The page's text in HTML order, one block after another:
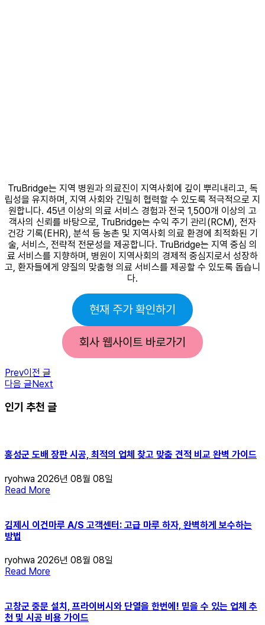
TruBridge는 지역 병원과 의료진이 지역사회에 깊이 뿌리내리고, 독
립성을 유지하며, 지역 사회와 긴밀히 협력할 수 있도록 적극적으로 지
원합니다. 45년 이상의 의료 서비스 경험과 전국 1,500개 이상의 고
객사의 신뢰를 바탕으로, TruBridge는 수익 주기 관리(RCM), 전자
건강 기록(EHR), 분석 등 농촌 및 지역사회 의료 환경에 최적화된 기
술, 서비스, 전략적 전문성을 제공합니다. TruBridge는 지역 중심 의
료 서비스를 지향하며, 병원이 지역사회의 경제적 중심지로서 성장하
고, 환자들에게 양질의 맞춤형 의료 서비스를 제공할 수 있도록 돕습니
다.
현재 주가 확인하기
회사 웹사이트 바로가기
Prev이전 글
다음 글Next
인기 추천 글
홍성군 도배 장판 시공, 최적의 업체 찾고 맞춤 견적 비교 완벽 가이드
ryohwa 2026년 08월 08일
Read More
김제시 이건마루 A/S 고객센터: 고급 마루 하자, 완벽하게 보수하는
방법
ryohwa 2026년 08월 08일
Read More
고창군 중문 설치, 프라이버시와 단열을 한번에! 믿을 수 있는 업체 추
천 및 시공 비용 가이드